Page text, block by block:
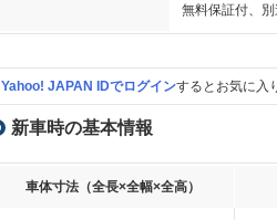
無料保証付、
Yahoo! JAPAN IDでログインするとお気に入
新車時の基本情報
車体寸法（全長×全幅×全高）